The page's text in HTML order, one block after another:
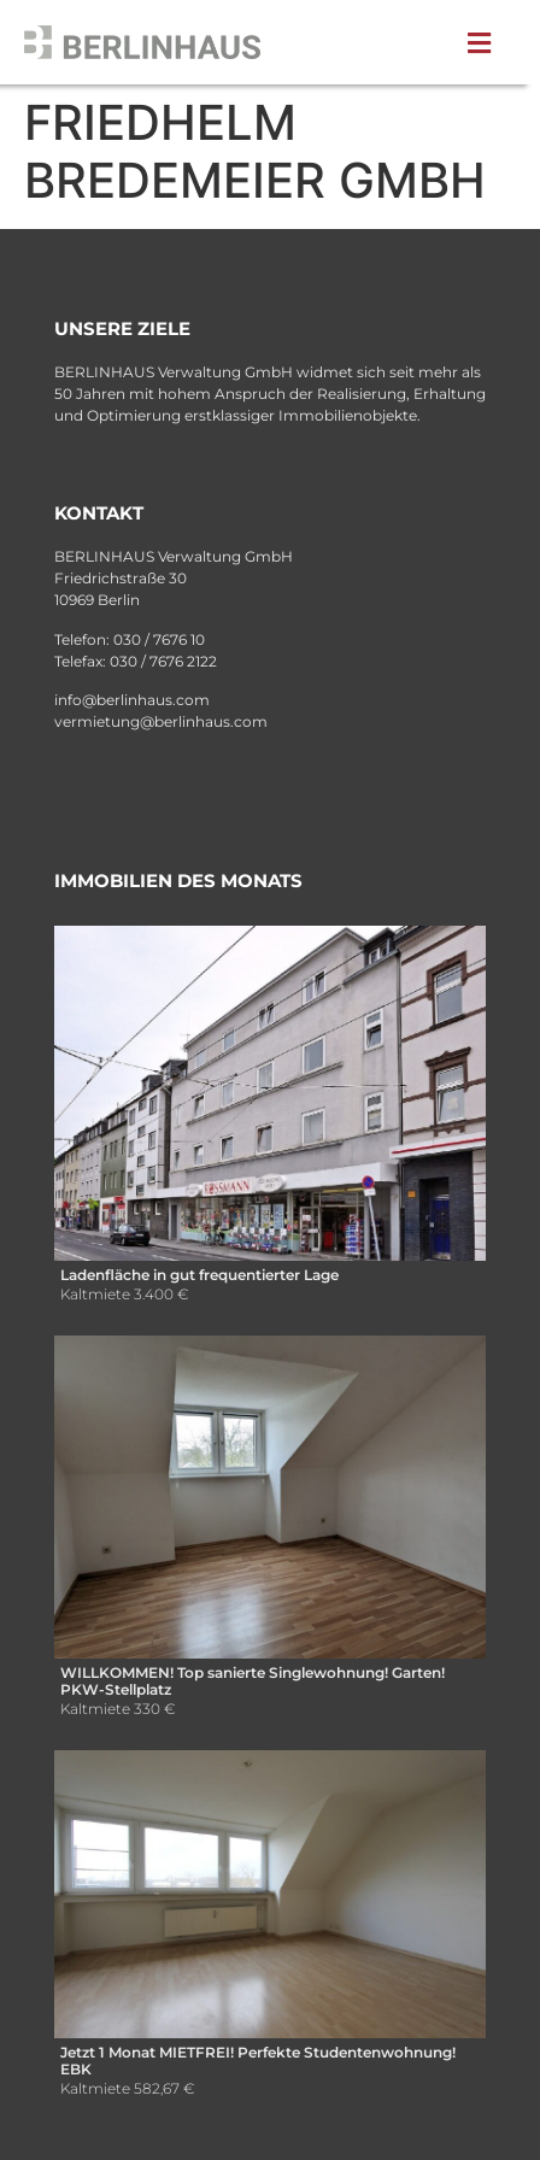
FRIEDHELM
BREDEMEIER GMBH
UNSERE ZIELE
BERLINHAUS Verwaltung GmbH widmet sich seit mehr als
50 Jahren mit hohem Anspruch der Realisierung, Erhaltung
und Optimierung erstklassiger Immobilienobjekte.
KONTAKT
BERLINHAUS Verwaltung GmbH
Friedrichstraße 30
10969 Berlin
Telefon: 030 / 7676 10
Telefax: 030 / 7676 2122
info@berlinhaus.com
vermietung@berlinhaus.com
IMMOBILIEN DES MONATS
Ladenfläche in gut frequentierter Lage
Kaltmiete 3.400 €
WILLKOMMEN! Top sanierte Singlewohnung! Garten!
PKW-Stellplatz
Kaltmiete 330 €
Jetzt 1 Monat MIETFREI! Perfekte Studentenwohnung!
EBK
Kaltmiete 582,67 €